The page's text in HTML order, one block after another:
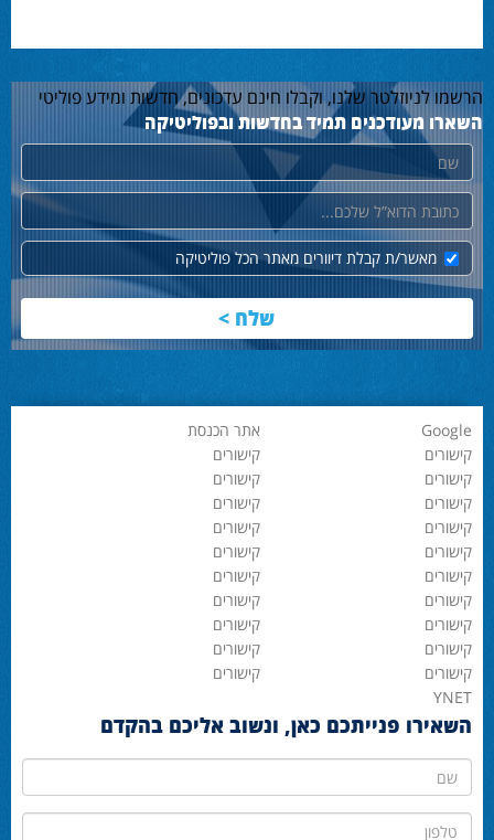
הרשמו לניוזלטר שלנו, וקבלו חינם עדכונים, חדשות ומידע פוליטי
השארו מעודכנים תמיד בחדשות ובפוליטיקה
שם
דוא"ל
מאשר/ת קבלת דיוורים מאתר הכל פוליטיקה
Google אתר הכנסת
YNET
קישורים קישורים
קישורים קישורים
קישורים קישורים
קישורים קישורים
קישורים קישורים
קישורים קישורים
קישורים קישורים
קישורים קישורים
קישורים קישורים
קישורים קישורים
השאירו פנייתכם כאן, ונשוב אליכם בהקדם
שם
טלפון